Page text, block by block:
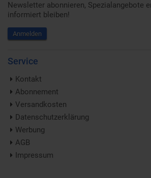
Newsletter abonnieren, Spezialangebote
informiert bleiben!
Anmelden
Service
Kontakt
Abonnement
Versandkosten
Datenschutzerklärung
Werbung
AGB
Impressum